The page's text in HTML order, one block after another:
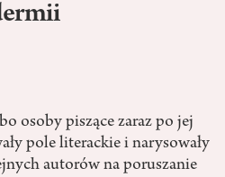
osoby piszące zaraz po jej
pole literackie i narysowały
autorów na poruszanie